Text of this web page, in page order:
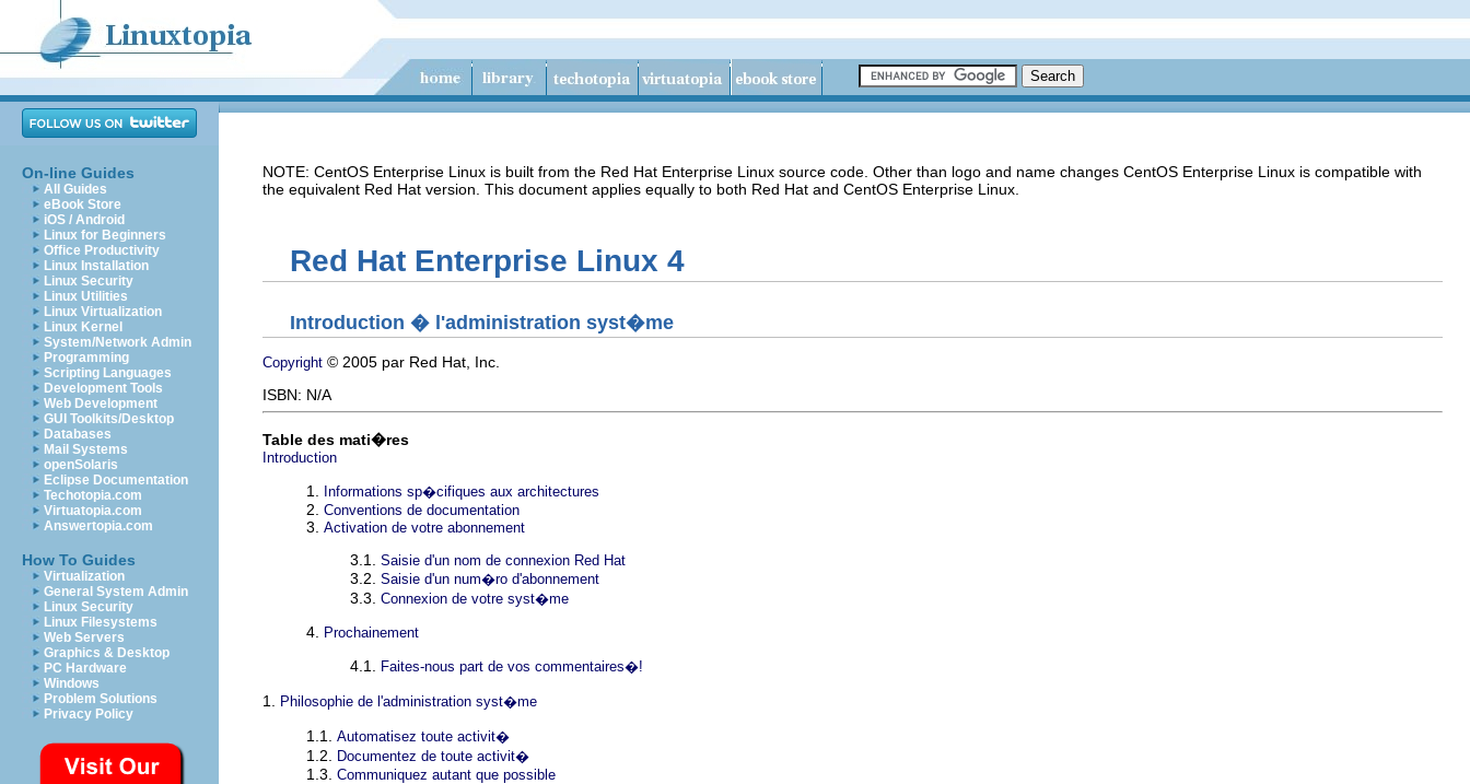
On-line Guides
All Guides
eBook Store
iOS / Android
Linux for Beginners
Office Productivity
Linux Installation
Linux Security
Linux Utilities
Linux Virtualization
Linux Kernel
System/Network Admin
Programming
Scripting Languages
Development Tools
Web Development
GUI Toolkits/Desktop
Databases
Mail Systems
openSolaris
Eclipse Documentation
Techotopia.com
Virtuatopia.com
Answertopia.com
How To Guides
Virtualization
General System Admin
Linux Security
Linux Filesystems
Web Servers
Graphics & Desktop
PC Hardware
Windows
Problem Solutions
Privacy Policy
NOTE: CentOS Enterprise Linux is built from the Red Hat Enterprise Linux source code. Other than logo and name changes CentOS Enterprise Linux is compatible with
the equivalent Red Hat version. This document applies equally to both Red Hat and CentOS Enterprise Linux.
Red Hat Enterprise Linux 4
Introduction � l'administration syst�me
Copyright © 2005 par Red Hat, Inc.
ISBN: N/A
Table des mati�res
Introduction
1. Informations sp�cifiques aux architectures
2. Conventions de documentation
3. Activation de votre abonnement
3.1. Saisie d'un nom de connexion Red Hat
3.2. Saisie d'un num�ro d'abonnement
3.3. Connexion de votre syst�me
4. Prochainement
4.1. Faites-nous part de vos commentaires�!
1. Philosophie de l'administration syst�me
1.1. Automatisez toute activit�
1.2. Documentez de toute activit�
1.3. Communiquez autant que possible